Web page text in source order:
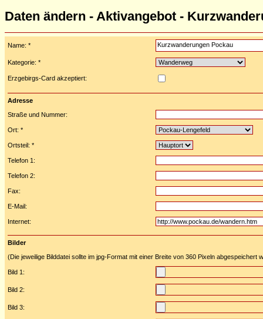
Daten ändern - Aktivangebot -
Name: *
Kategorie: *
Erzgebirgs-Card akzeptiert:
Adresse
Straße und Nummer:
Ort: *
Ortsteil: *
Telefon 1:
Telefon 2:
Fax:
E-Mail:
Internet:
Bilder
(Die jeweilige Bilddatei sollte im jpg-Format mit einer Breite von 360 Pixeln abgespeichert
Bild 1:
Bild 2:
Bild 3: